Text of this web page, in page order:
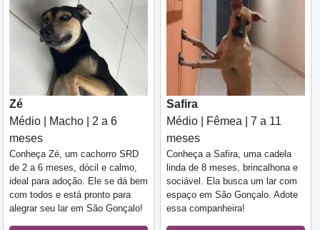
Zé
Médio | Macho | 2 a 6
meses
Conheça Zé, um cachorro SRD
de 2 a 6 meses, dócil e calmo,
ideal para adoção. Ele se dá bem
com todos e está pronto para
alegrar seu lar em São Gonçalo!
Safira
Médio | Fêmea | 7 a 11
meses
Conheça a Safira, uma cadela
linda de 8 meses, brincalhona e
sociável. Ela busca um lar com
espaço em São Gonçalo. Adote
essa companheira!